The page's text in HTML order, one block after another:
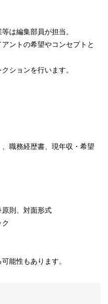
は編集部員が担当。
ントの希望やコンセプトと
ションを行います。
職務経歴書、現年収・希望
則、対面形式
能性もあります。